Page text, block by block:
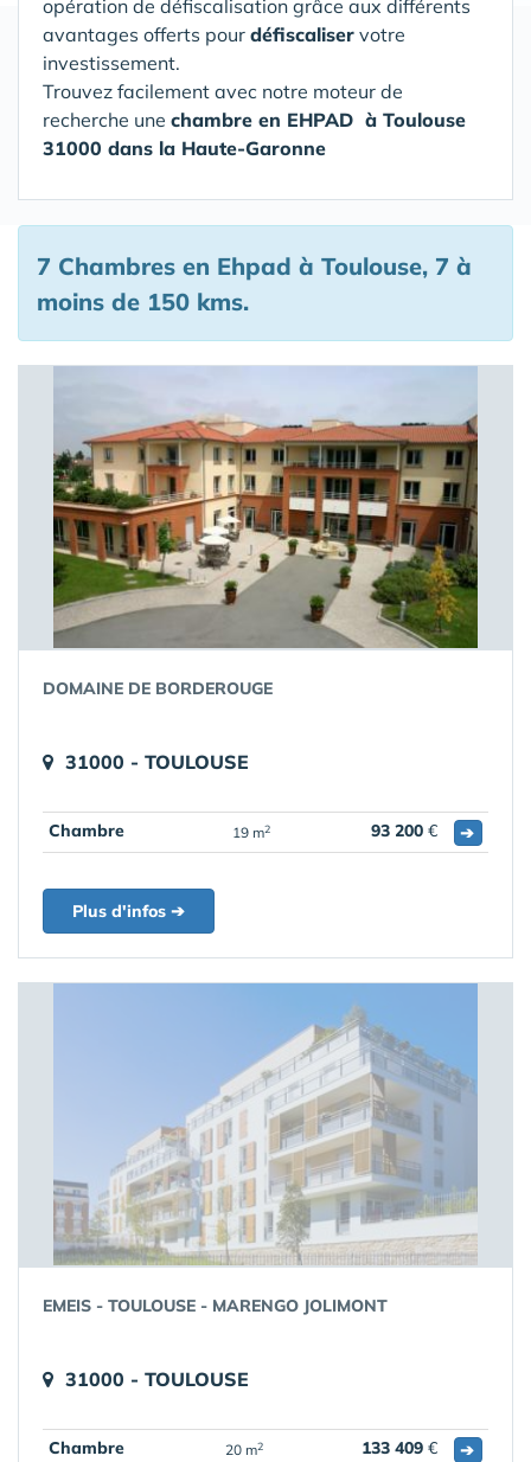
opération de défiscalisation grâce aux différents
avantages offerts pour défiscaliser votre
investissement.
Trouvez facilement avec notre moteur de
recherche une chambre en EHPAD à Toulouse
31000 dans la Haute-Garonne
7 Chambres en Ehpad à Toulouse, 7 à
moins de 150 kms.
DOMAINE DE BORDEROUGE
31000 - TOULOUSE
Chambre 19 m2 93 200 € ➔
Plus d'infos ➔
EMEIS - TOULOUSE - MARENGO JOLIMONT
31000 - TOULOUSE
Chambre 20 m2 133 409 € ➔